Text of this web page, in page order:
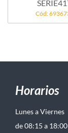
Cód:
Horarios
Lunes a Viernes
de 08:15 a 18:00